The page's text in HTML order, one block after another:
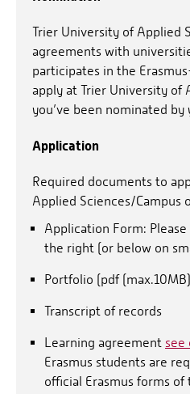
Trier University of Applied
agreements with
participates in the
apply at Trier University of
you’ve been nominated
Application
Required documents to
Applied Sciences/Campus
Application Form:
the right (or below on
Portfolio (pdf
Transcript of records
Learning agreement see
Erasmus students are
official Erasmus forms